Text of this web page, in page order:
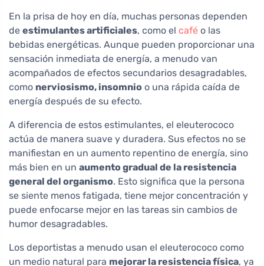
En la prisa de hoy en día, muchas personas dependen
de estimulantes artificiales, como el café o las
bebidas energéticas. Aunque pueden proporcionar una
sensación inmediata de energía, a menudo van
acompañados de efectos secundarios desagradables,
como nerviosismo, insomnio o una rápida caída de
energía después de su efecto.
A diferencia de estos estimulantes, el eleuterococo
actúa de manera suave y duradera. Sus efectos no se
manifiestan en un aumento repentino de energía, sino
más bien en un aumento gradual de la resistencia
general del organismo. Esto significa que la persona
se siente menos fatigada, tiene mejor concentración y
puede enfocarse mejor en las tareas sin cambios de
humor desagradables.
Los deportistas a menudo usan el eleuterococo como
un medio natural para mejorar la resistencia física, ya